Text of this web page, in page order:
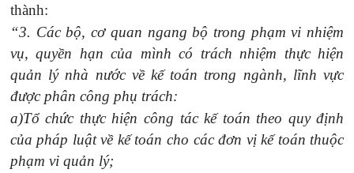
thành:
“3. Các bộ, cơ quan ngang bộ trong phạm vi nhiệm
vụ, quyền hạn của mình có trách nhiệm thực hiện
quản lý nhà nước về kế toán trong ngành, lĩnh vực
được phân công phụ trách:
a)Tổ chức thực hiện công tác kế toán theo quy định
của pháp luật về kế toán cho các đơn vị kế toán thuộc
phạm vi quản lý;